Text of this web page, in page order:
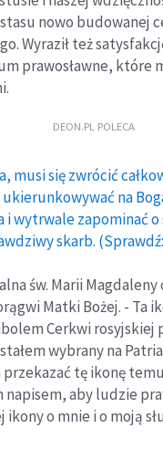
nowo budowanej
Wyraził też
prawosławne, które
DEON.PL POLECA
musi się zwrócić
ukierunkowywać na
i wytrwale zapominać o
skarb. (Sprawdź:
św. Marii Magdaleny
Matki Bożej. - Ta
Cerkwi rosyjskiej
wybrany na
przekazać tę ikonę
aby ludzie
o mnie i o moją